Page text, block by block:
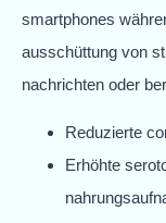
smartphones
ausschüttung von
nachrichten oder
Reduzierte
Erhöhte